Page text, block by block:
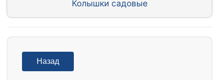
Колышки садовые
Назад